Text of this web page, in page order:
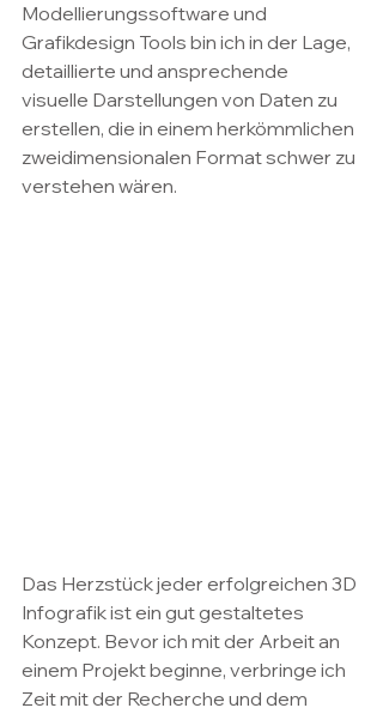
Modellierungssoftware und
Grafikdesign Tools bin ich in der Lage,
detaillierte und ansprechende
visuelle Darstellungen von Daten zu
erstellen, die in einem herkömmlichen
zweidimensionalen Format schwer zu
verstehen wären.
Das Herzstück jeder erfolgreichen 3D
Infografik ist ein gut gestaltetes
Konzept. Bevor ich mit der Arbeit an
einem Projekt beginne, verbringe ich
Zeit mit der Recherche und dem